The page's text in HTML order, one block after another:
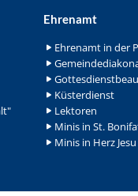
Ehrenamt
Ehrenamt in der
Küsterdienst
Lektoren
Minis in St.
Minis in Herz Jesu